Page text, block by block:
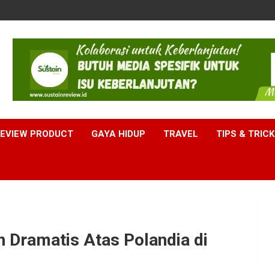
PRODUCT GAYA HIDUP TRAVEL TIPS & TRICK
Dramatis Atas Polandia di